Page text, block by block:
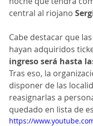
central al riojano
Cabe destacar que
hayan adquiridos
ingreso será hasta
Tras eso, la
disponer de las
reasignarlas a
quedado en lista de
https://